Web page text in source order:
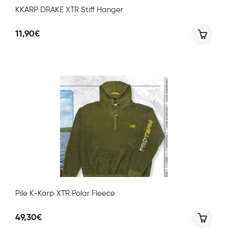
KKARP DRAKE XTR Stiff Hanger
11,90€
Pile K-Karp XTR Polar Fleece
49,30€